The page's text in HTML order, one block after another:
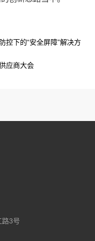
下的“安全屏障”解决方
应商大会
路3号